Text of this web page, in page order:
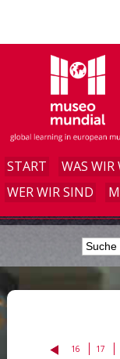
START WAS WIR
WER WIR SIND
16 17